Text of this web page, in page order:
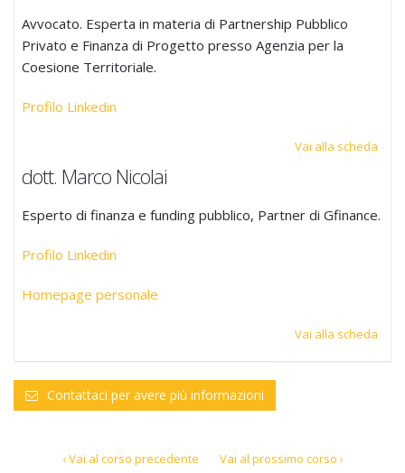
Avvocato. Esperta in materia di Partnership Pubblico
Privato e Finanza di Progetto presso Agenzia per la
Coesione Territoriale.
Profilo Linkedin
Vai alla scheda
dott. Marco Nicolai
Esperto di finanza e funding pubblico, Partner di Gfinance.
Profilo Linkedin
Homepage personale
Vai alla scheda
Contattaci per avere più informazioni
‹ Vai al corso precedente Vai al prossimo corso ›